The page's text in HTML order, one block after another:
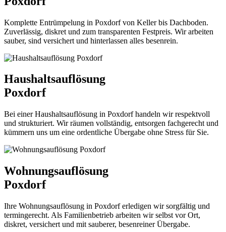
Komplette Entrümpelung in Poxdorf von Keller bis Dachboden.
Zuverlässig, diskret und zum transparenten Festpreis. Wir arbeiten
sauber, sind versichert und hinterlassen alles besenrein.
Haushaltsauflösung
Poxdorf
Bei einer Haushaltsauflösung in Poxdorf handeln wir respektvoll
und strukturiert. Wir räumen vollständig, entsorgen fachgerecht und
kümmern uns um eine ordentliche Übergabe ohne Stress für Sie.
Wohnungsauflösung
Poxdorf
Ihre Wohnungsauflösung in Poxdorf erledigen wir sorgfältig und
termingerecht. Als Familienbetrieb arbeiten wir selbst vor Ort,
diskret, versichert und mit sauberer, besenreiner Übergabe.